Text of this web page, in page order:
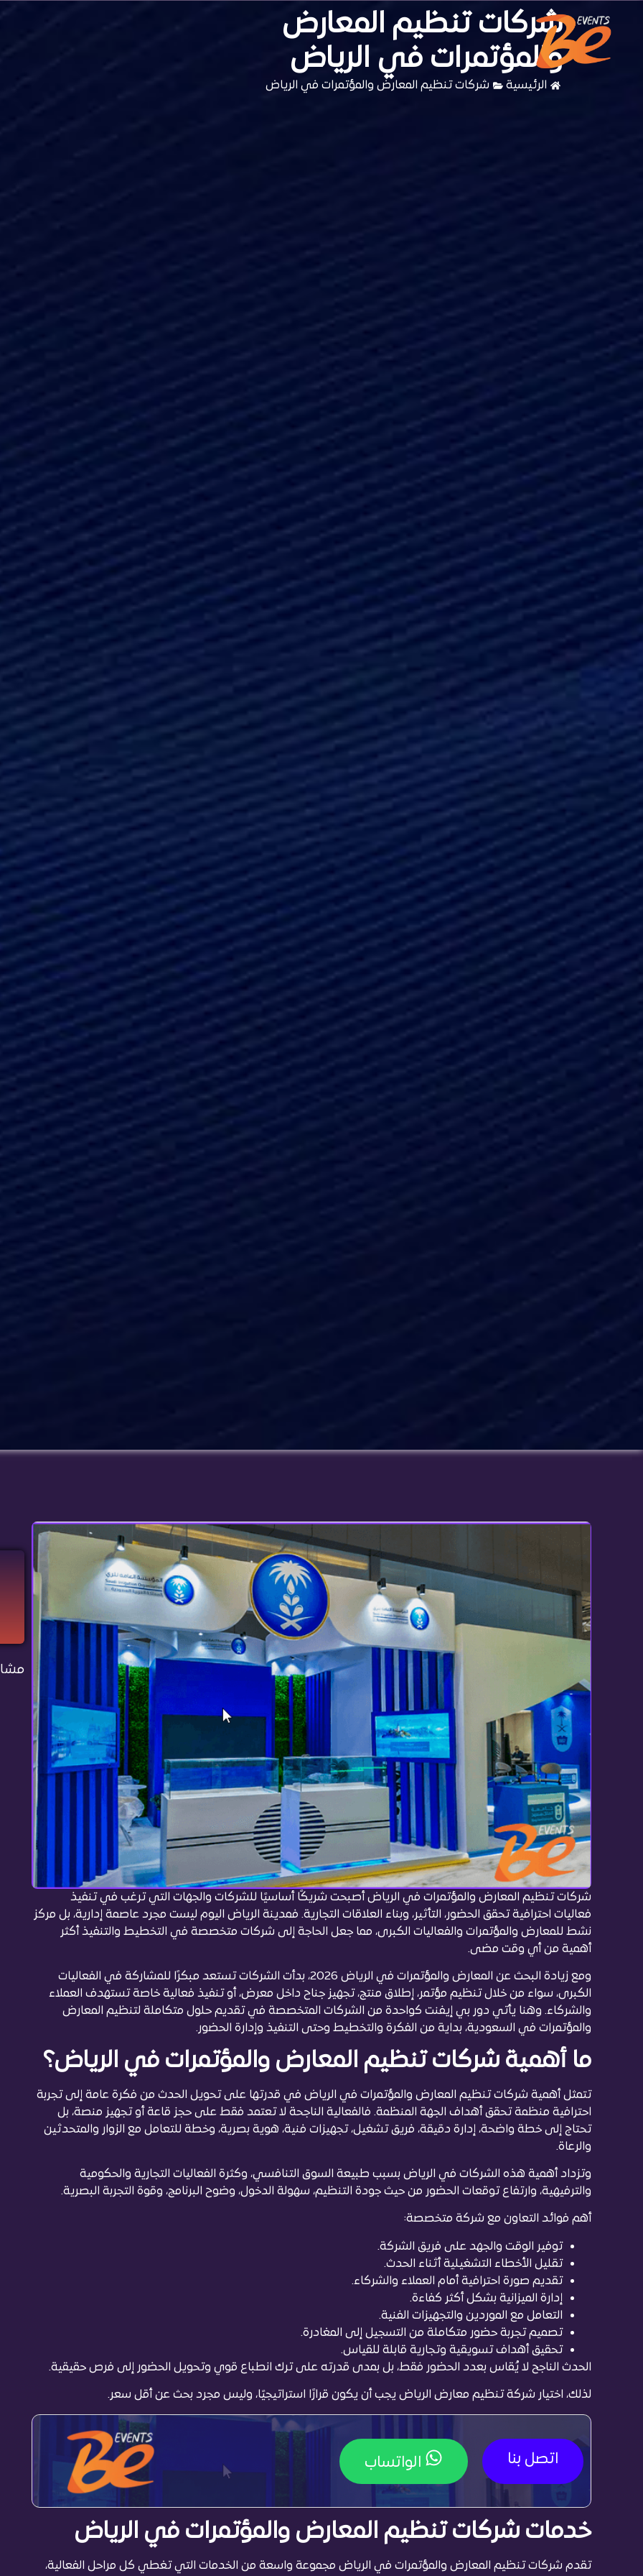
شركات تنظيم المعارض
والمؤتمرات في الرياض
الرئيسية شركات تنظيم المعارض والمؤتمرات في الرياض
شركات تنظيم المعارض والمؤتمرات في الرياض أصبحت شريكًا أساسيًا للشركات والجهات التي ترغب في تنفيذ
فعاليات احترافية تحقق الحضور، التأثير، وبناء العلاقات التجارية. فمدينة الرياض اليوم ليست مجرد عاصمة إدارية، بل مركز
نشط للمعارض والمؤتمرات والفعاليات الكبرى، مما جعل الحاجة إلى شركات متخصصة في التخطيط والتنفيذ أكثر
أهمية من أي وقت مضى.
ومع زيادة البحث عن المعارض والمؤتمرات في الرياض 2026، بدأت الشركات تستعد مبكرًا للمشاركة في الفعاليات
الكبرى، سواء من خلال تنظيم مؤتمر، إطلاق منتج، تجهيز جناح داخل معرض، أو تنفيذ فعالية خاصة تستهدف العملاء
والشركاء. وهنا يأتي دور بي إيفنت كواحدة من الشركات المتخصصة في تقديم حلول متكاملة لتنظيم المعارض
والمؤتمرات في السعودية، بداية من الفكرة والتخطيط وحتى التنفيذ وإدارة الحضور.
ما أهمية شركات تنظيم المعارض والمؤتمرات في الرياض؟
تتمثل أهمية شركات تنظيم المعارض والمؤتمرات في الرياض في قدرتها على تحويل الحدث من فكرة عامة إلى تجربة
احترافية منظمة تحقق أهداف الجهة المنظمة. فالفعالية الناجحة لا تعتمد فقط على حجز قاعة أو تجهيز منصة، بل
تحتاج إلى خطة واضحة، إدارة دقيقة، فريق تشغيل، تجهيزات فنية، هوية بصرية، وخطة للتعامل مع الزوار والمتحدثين
والرعاة.
وتزداد أهمية هذه الشركات في الرياض بسبب طبيعة السوق التنافسي، وكثرة الفعاليات التجارية والحكومية
والترفيهية، وارتفاع توقعات الحضور من حيث جودة التنظيم، سهولة الدخول، وضوح البرنامج، وقوة التجربة البصرية.
أهم فوائد التعاون مع شركة متخصصة:
توفير الوقت والجهد على فريق الشركة.
تقليل الأخطاء التشغيلية أثناء الحدث.
تقديم صورة احترافية أمام العملاء والشركاء.
إدارة الميزانية بشكل أكثر كفاءة.
التعامل مع الموردين والتجهيزات الفنية.
تصميم تجربة حضور متكاملة من التسجيل إلى المغادرة.
تحقيق أهداف تسويقية وتجارية قابلة للقياس.
الحدث الناجح لا يُقاس بعدد الحضور فقط، بل بمدى قدرته على ترك انطباع قوي وتحويل الحضور إلى فرص حقيقية.
لذلك، اختيار شركة تنظيم معارض الرياض يجب أن يكون قرارًا استراتيجيًا، وليس مجرد بحث عن أقل سعر.
اتصل بنا الواتساب
خدمات شركات تنظيم المعارض والمؤتمرات في الرياض
تقدم شركات تنظيم المعارض والمؤتمرات في الرياض مجموعة واسعة من الخدمات التي تغطي كل مراحل الفعالية،